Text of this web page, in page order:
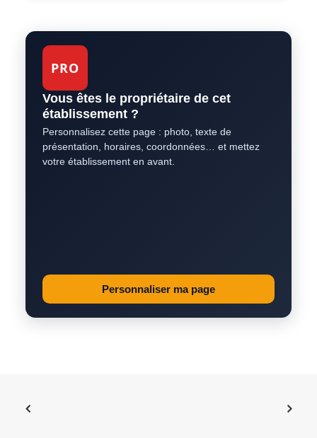
PRO
Vous êtes le propriétaire de cet
établissement ?
Personnalisez cette page : photo, texte de
présentation, horaires, coordonnées… et mettez
votre établissement en avant.
Personnaliser ma page